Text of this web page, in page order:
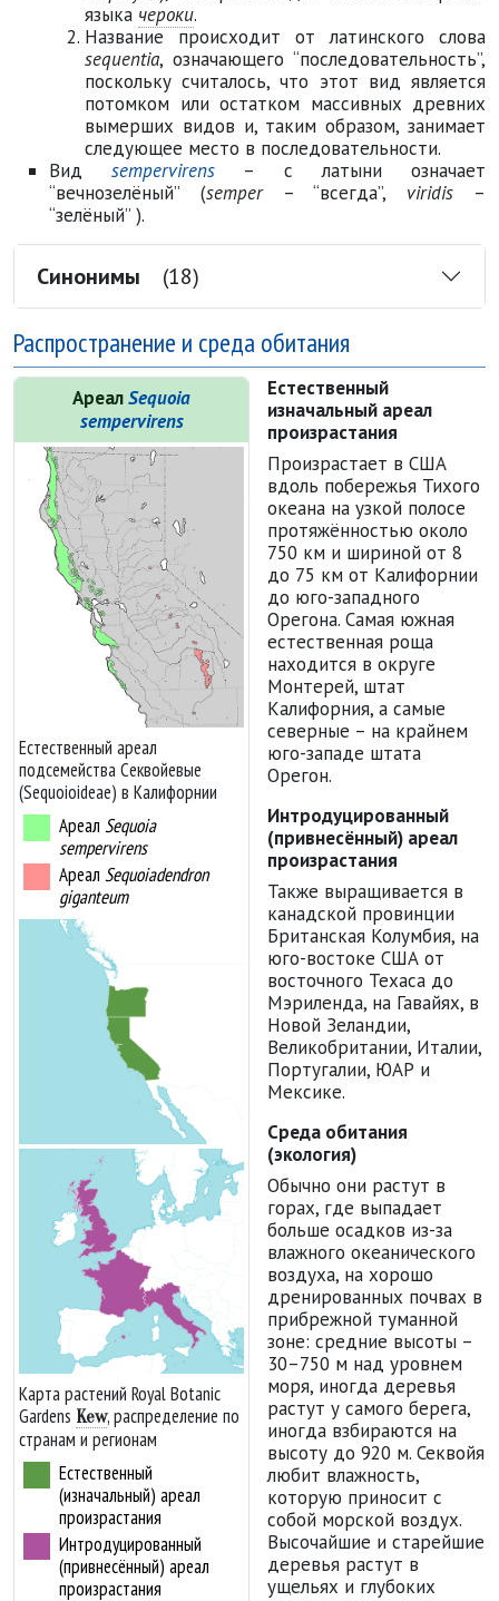
языка чероки.
Название происходит от латинского слова
sequentia, означающего “последовательность”,
поскольку считалось, что этот вид является
потомком или остатком массивных древних
вымерших видов и, таким образом, занимает
следующее место в последовательности.
Видsempervirens – с латыни означает
“вечнозелёный” (semper– “всегда”, viridis –
“зелёный” ).
Синонимы (18)
Распространение и среда обитания
АреалSequoia
sempervirens
Естественный ареал
подсемейства Секвойевые
(Sequoioideae) в Калифорнии
Ареал Sequoia
sempervirens
Ареал Sequoiadendron
giganteum
Карта растений Royal Botanic
Gardens Kew, распределение по
странам и регионам
Естественный
(изначальный) ареал
произрастания
Интродуцированный
(привнесённый) ареал
произрастания
Естественный
изначальный ареал
произрастания
Произрастает в США
вдоль побережья Тихого
океана на узкой полосе
протяжённостью около
750 км и шириной от 8
до 75 км от Калифорнии
до юго-западного
Орегона. Самая южная
естественная роща
находится в округе
Монтерей, штат
Калифорния, а самые
северные – на крайнем
юго-западе штата
Орегон.
Интродуцирован­ный
(привнесён­ный) ареал
произрастания
Также выращивается в
канадской провинции
Британская Колумбия, на
юго-востоке США от
восточного Техаса до
Мэриленда, на Гавайях, в
Новой Зеландии,
Великобритании, Италии,
Португалии, ЮАР и
Мексике.
Среда обитания
(экология)
Обычно они растут в
горах, где выпадает
больше осадков из-за
влажного океанического
воздуха, на хорошо
дренированных почвах в
прибрежной туманной
зоне: средние высоты –
30–750 м над уровнем
моря, иногда деревья
растут у самого берега,
иногда взбираются на
высоту до 920 м. Секвойя
любит влажность,
которую приносит с
собой морской воздух.
Высочайшие и старейшие
деревья растут в
ущельях и глубоких